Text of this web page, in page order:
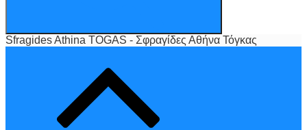
Sfragides Athina TOGAS - Σφραγίδες Αθήνα Τόγκας